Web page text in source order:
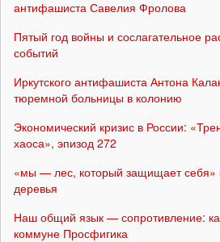
антифашиста Савелия Фролова
Пятый год войны и сослагательное
событий
Иркутского антифашиста Антона
тюремной больницы в колонию
Экономический кризис в России:
хаоса», эпизод 272
«мы — лес, который защищает себя»
деревья
Наш общий язык — сопротивление:
коммуне Просфигика